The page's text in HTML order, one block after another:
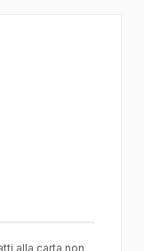
alla carta non